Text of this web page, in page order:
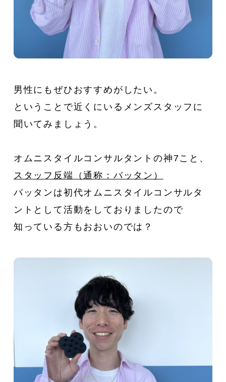
男性にもぜひおすすめがしたい。
ということで近くにいるメンズスタッフに
聞いてみましょう。
オムニスタイルコンサルタントの神7こと、
スタッフ反端（通称：バッタン）
バッタンは初代オムニスタイルコンサルタ
ントとして活動をしておりましたので
知っている方もおおいのでは？